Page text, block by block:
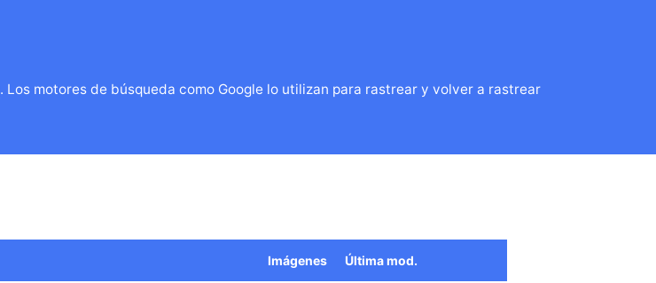
. Los motores de búsqueda como Google lo utilizan para rastrear y volver a rastrear
Imágenes Última mod.